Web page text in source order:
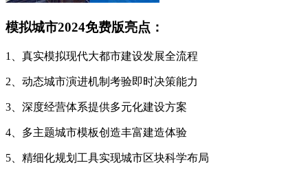
模拟城市2024免费版亮点：
1、真实模拟现代大都市建设发展全流程
2、动态城市演进机制考验即时决策能力
3、深度经营体系提供多元化建设方案
4、多主题城市模板创造丰富建造体验
5、精细化规划工具实现城市区块科学布局